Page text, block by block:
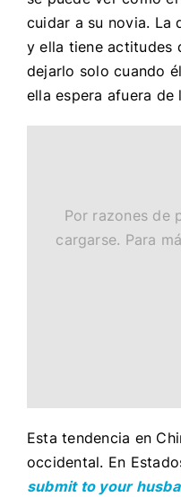
cuidar a su novia. La
y ella tiene actitudes
dejarlo solo cuando
ella espera afuera de
Por razones de
cargarse. Para
Esta tendencia en
occidental. En
submit to your